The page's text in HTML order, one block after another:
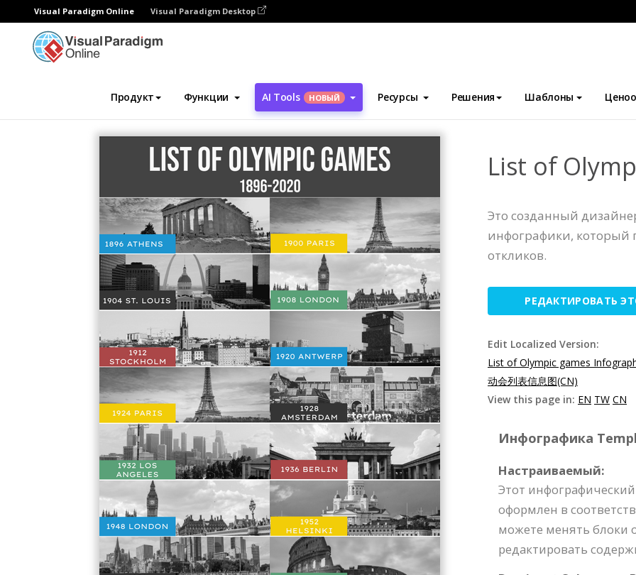
Visual Paradigm Online Visual Paradigm Desktop
Продукт Функции AI Tools НОВЫЙ Ресурсы Решения Шаблоны
Инструмент графического дизайна Шаблоны Инфографика
List of
Это созданный
инфографики, который
откликов.
РЕДАКТИРОВАТЬ
Edit Localized Version:
List of Olympic games
动会列表信息图(CN)
View this page in: EN TW CN
Инфографика
Настраиваемый:
Этот
оформлен в
можете менять блоки
редактировать